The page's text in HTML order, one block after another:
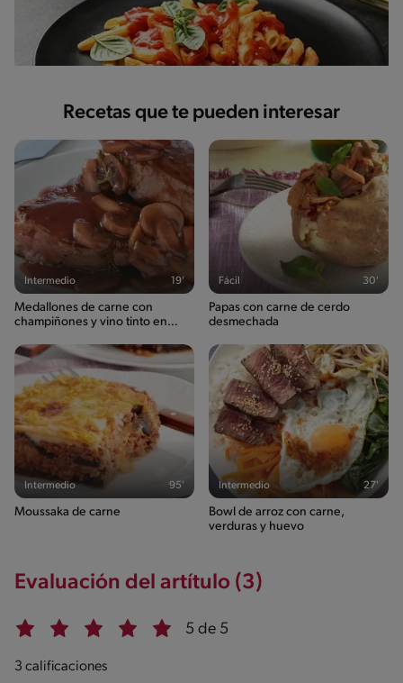
Recetas que te pueden interesar
Intermedio 19'
Medallones de carne con
champiñones y vino tinto en
Fácil 30'
Papas con carne de cerdo
desmechada
Intermedio 95'
Moussaka de carne
Intermedio 27'
Bowl de arroz con carne,
verduras y huevo
Evaluación del artítulo (3)
5 de 5
3 calificaciones